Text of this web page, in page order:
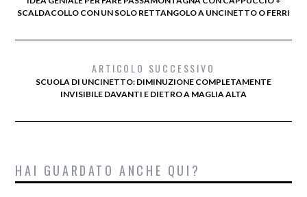
SCALDACOLLO CON UN SOLO RETTANGOLO A UNCINETTO O FERRI
ARTICOLO SUCCESSIVO
SCUOLA DI UNCINETTO: DIMINUZIONE COMPLETAMENTE
INVISIBILE DAVANTI E DIETRO A MAGLIA ALTA
HAI GUARDATO ANCHE QUI?